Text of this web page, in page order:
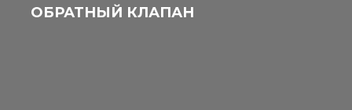
ОБРАТНЫЙ КЛАПАН